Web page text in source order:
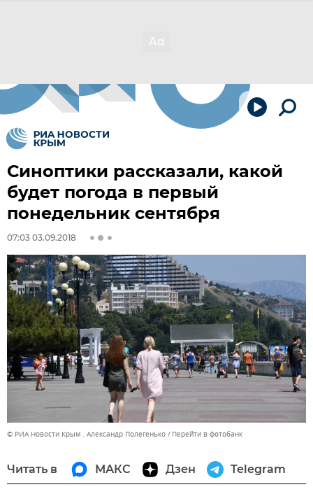
Синоптики рассказали, какой
будет погода в первый
понедельник сентября
07:03 03.09.2018
© РИА Новости Крым . Александр Полегенько Перейти в фотобанк
Читать в МАКС Дзен Telegram